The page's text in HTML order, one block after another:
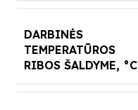
DARBINĖS
TEMPERATŪROS
RIBOS ŠALDYME, °C